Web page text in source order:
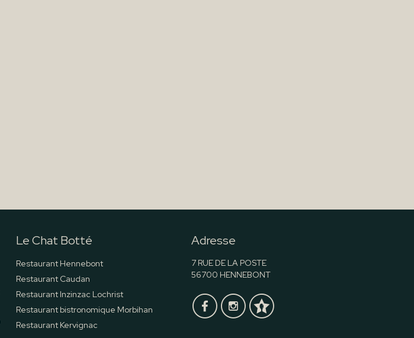
Le Chat Botté
Restaurant Hennebont
Restaurant Caudan
Restaurant Inzinzac Lochrist
Restaurant bistronomique Morbihan
Restaurant Kervignac
Adresse
7 RUE DE LA POSTE
56700 HENNEBONT